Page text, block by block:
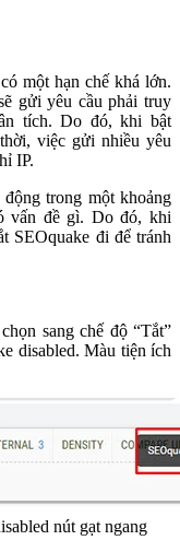
một hạn chế khá lớn.
gửi yêu cầu phải truy
tích. Do đó, khi bật
việc gửi nhiều yêu
IP.
trong một khoảng
vấn đề gì. Do đó, khi
SEOquake đi để tránh
sang chế độ “Tắt”
disabled. Màu tiện ích
nút gạt ngang